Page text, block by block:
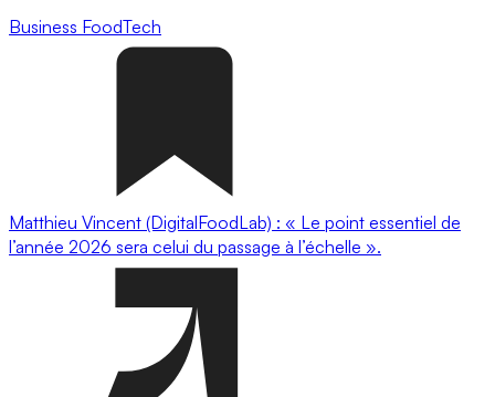
Business FoodTech
Matthieu Vincent (DigitalFoodLab) : « Le point essentiel de
l’année 2026 sera celui du passage à l’échelle ».